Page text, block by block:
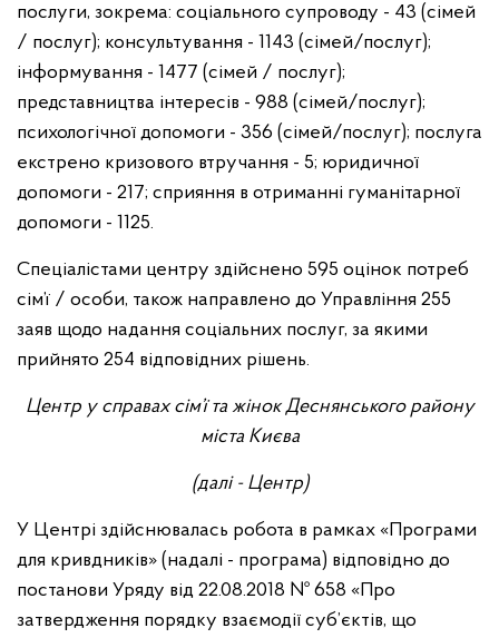
послуги, зокрема: соціального супроводу - 43 (сімей
/ послуг); консультування - 1143 (сімей/послуг);
інформування - 1477 (сімей / послуг);
представництва інтересів - 988 (сімей/послуг);
психологічної допомоги - 356 (сімей/послуг); послуга
екстрено кризового втручання - 5; юридичної
допомоги - 217; сприяння в отриманні гуманітарної
допомоги - 1125.
Спеціалістами центру здійснено 595 оцінок потреб
сім’ї / особи, також направлено до Управління 255
заяв щодо надання соціальних послуг, за якими
прийнято 254 відповідних рішень.
Центр у справах сім’ї та жінок Деснянського району
міста Києва
(далі - Центр)
У Центрі здійснювалась робота в рамках «Програми
для кривдників» (надалі - програма) відповідно до
постанови Уряду від 22.08.2018 № 658 «Про
затвердження порядку взаємодії суб’єктів, що